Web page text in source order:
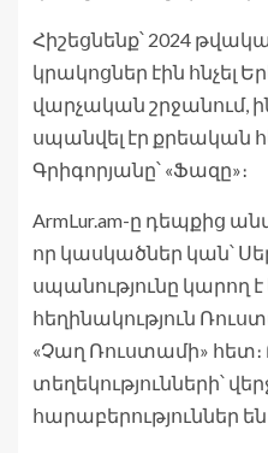
Հիշեցնենք՝ 2024
կրակոցներ էին հնչել
վարչական շրջանում,
սպանվել էր քրեական
Գրիգորյանը՝ «Ֆազը»։
ArmLur.am-ը դեպքից
որ կասկածներ կան՝
սպանությունը կարող
հեղինակություն
«Չաղ Ռուստամի»
տեղեկությունների՝
հարաբերություններ են